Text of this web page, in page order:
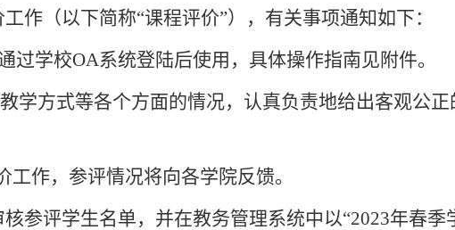
作（以下简称“课程评价”），有关事项通知如下：
过学校OA系统登陆后使用，具体操作指南见附件。
学方式等各个方面的情况，认真负责地给出客观公正
作，参评情况将向各学院反馈。
参评学生名单，并在教务管理系统中以“2023年春季